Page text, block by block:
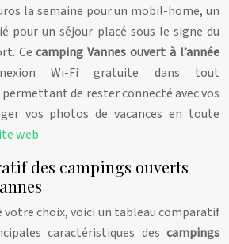
la semaine pour un mobil-home, un
pour un séjour placé sous le signe du
Cecamping Vannes ouvert à l’année
Wi-Fi gratuite dans tout
de rester connecté avec vos
vos photos de vacances en toute
web
des campings ouverts
votre choix, voici un tableau comparatif
caractéristiques des campings